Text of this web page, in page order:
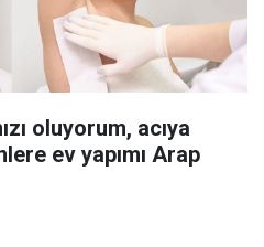
oluyorum, acıya
Arap